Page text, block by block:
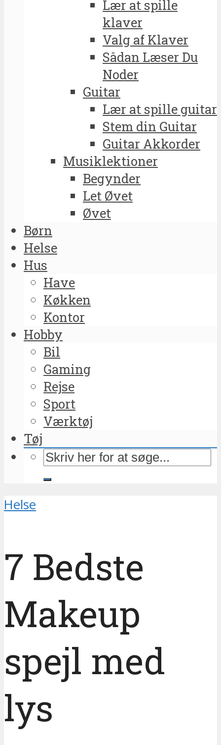
Lær at spille
klaver
Valg af Klaver
Sådan Læser Du
Noder
Guitar
Lær at spille guitar
Stem din Guitar
Guitar Akkorder
Musiklektioner
Begynder
Let Øvet
Øvet
Børn
Helse
Hus
Have
Køkken
Kontor
Hobby
Bil
Gaming
Rejse
Sport
Værktøj
Tøj
Helse
7 Bedste
Makeup
spejl med
lys